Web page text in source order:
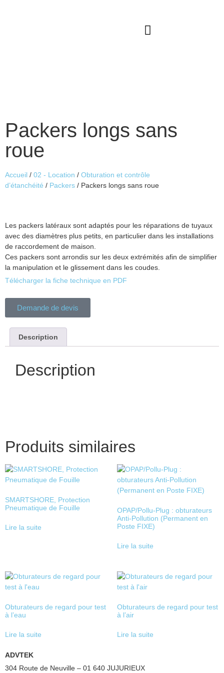
Packers longs sans
roue
Accueil / 02 - Location / Obturation et contrôle
d’étanchéité / Packers / Packers longs sans roue
Les packers latéraux sont adaptés pour les réparations de tuyaux
avec des diamètres plus petits, en particulier dans les installations
de raccordement de maison.
Ces packers sont arrondis sur les deux extrémités afin de simplifier
la manipulation et le glissement dans les coudes.
Télécharger la fiche technique en PDF
Demande de devis
Description
Description
Produits similaires
SMARTSHORE, Protection
Pneumatique de Fouille
Lire la suite
OPAP/Pollu-Plug : obturateurs
Anti-Pollution (Permanent en
Poste FIXE)
Lire la suite
Obturateurs de regard pour test
à l’eau
Lire la suite
Obturateurs de regard pour test
à l’air
Lire la suite
ADVTEK
304 Route de Neuville – 01 640 JUJURIEUX